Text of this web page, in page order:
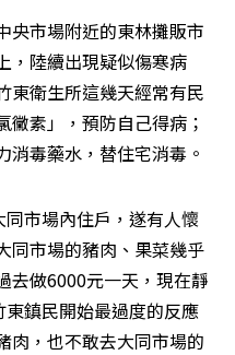
央市場附近的東林攤販市
，陸續出現疑似傷寒病
東衛生所這幾天經常有民
素」，預防自己得病；
消毒藥水，替住宅消毒。
市場內住戶，遂有人懷
同市場的豬肉、果菜幾乎
去做6000元一天，現在靜
鎮民開始最過度的反應
肉，也不敢去大同市場的